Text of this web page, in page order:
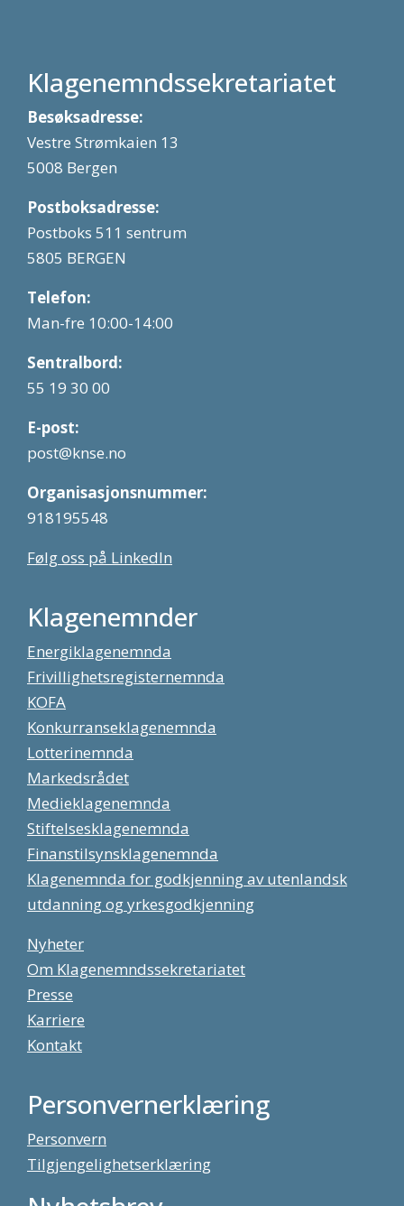
Klagenemndssekretariatet
Besøksadresse:
Vestre Strømkaien 13
5008 Bergen
Postboksadresse:
Postboks 511 sentrum
5805 BERGEN
Telefon:
Man-fre 10:00-14:00
Sentralbord:
55 19 30 00
E-post:
post@knse.no
Organisasjonsnummer:
918195548
Følg oss på LinkedIn
Klagenemnder
Energiklagenemnda
Frivillighetsregisternemnda
KOFA
Konkurranseklagenemnda
Lotterinemnda
Markedsrådet
Medieklagenemnda
Stiftelsesklagenemnda
Finanstilsynsklagenemnda
Klagenemnda for godkjenning av utenlandsk
utdanning og yrkesgodkjenning
Nyheter
Om Klagenemndssekretariatet
Presse
Karriere
Kontakt
Personvernerklæring
Personvern
Tilgjengelighetserklæring